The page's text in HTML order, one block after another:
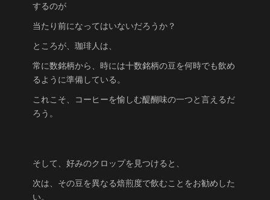
するのが
当たり前になってはいないだろうか？
ところが、珈琲人は、
常に数銘柄から、時には十数銘柄の豆を何時でも飲め
るように準備している。
これこそ、コーヒーを愉しむ醍醐味の一つと言えるだ
ろう。
そして、好みのクロップを見つけると、
次は、その豆を異なる焙煎度で飲むことをお勧めした
い。